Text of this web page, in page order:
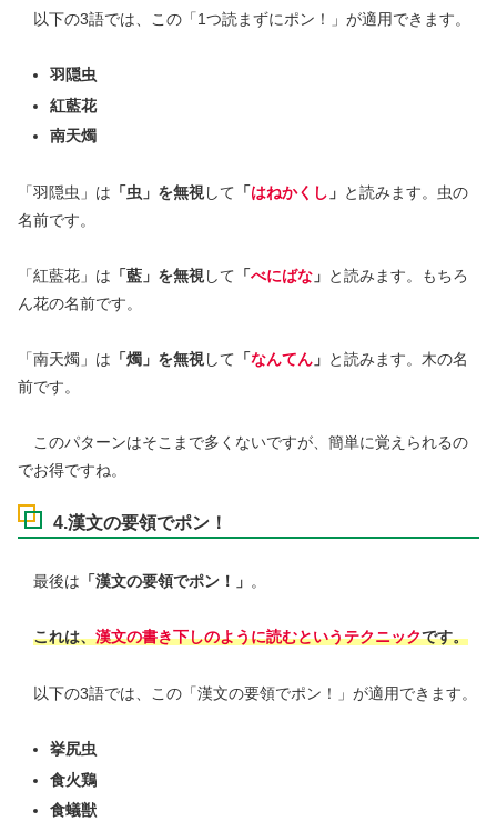
以下の3語では、この「1つ読まずにポン！」が適用できます。
羽隠虫
紅藍花
南天燭
「羽隠虫」は 「虫」を無視して 「はねかくし 」 と読みます。虫の
名前です。
「紅藍花」は 「藍」を無視して 「べにばな 」 と読みます。もちろ
ん花の名前です。
「南天燭」は 「燭」を無視して 「なんてん 」 と読みます。木の名
前です。
このパターンはそこまで多くないですが、簡単に覚えられるの
でお得ですね。
4.漢文の要領でポン！
最後は 「漢文の要領でポン！」 。
これは、漢文の書き下しのように読むというテクニックです。
以下の3語では、この「漢文の要領でポン！」が適用できます。
挙尻虫
食火鶏
食蟻獣